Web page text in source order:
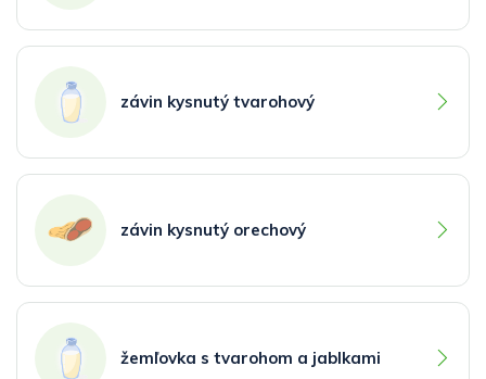
závin kysnutý tvarohový
závin kysnutý orechový
žemľovka s tvarohom a jablkami